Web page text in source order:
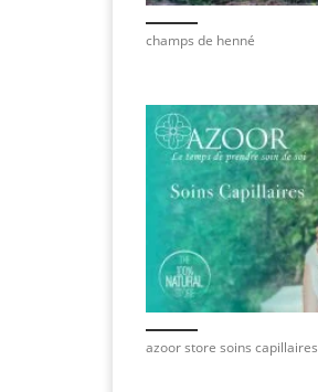
champs de henné
azoor store soins